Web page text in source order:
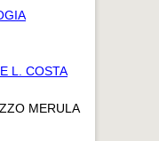
L. COSTA
MERULA